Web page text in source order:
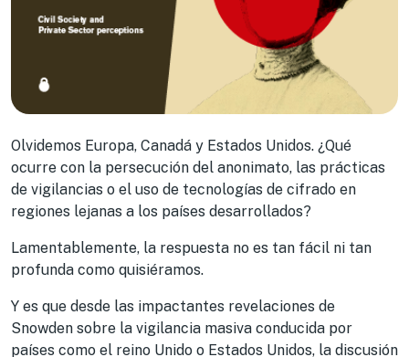
Olvidemos Europa, Canadá y Estados Unidos. ¿Qué
ocurre con la persecución del anonimato, las prácticas
de vigilancias o el uso de tecnologías de cifrado en
regiones lejanas a los países desarrollados?
Lamentablemente, la respuesta no es tan fácil ni tan
profunda como quisiéramos.
Y es que desde las impactantes revelaciones de
Snowden sobre la vigilancia masiva conducida por
países como el reino Unido o Estados Unidos, la discusión